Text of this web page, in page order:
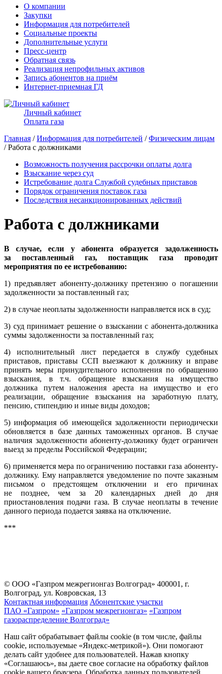
О компании
Закупки
Информация для потребителей
Социальные проекты
Дополнительные услуги
Пресс-центр
Обратная связь
Реализация непрофильных активов
Запись абонентов на приём
Интернет-приемная ГД
Личный кабинет
Оплата газа
Главная /Информация для потребителей /Физическим лицам
/ Работа с должниками
Возможность получения рассрочки оплаты долга
Взыскание через суд
Истребование долга Службой судебных приставов
Порядок ограничения поставок газа
Последствия несанкционированных действий
Работа с должниками
В случае, если у абонента образуется задолженность
за поставленный газ, поставщик газа проводит
мероприятия по ее истребованию:
1) предъявляет абоненту-должнику претензию о погашении
задолженности за поставленный газ;
2) в случае неоплаты задолженности направляется иск в суд;
3) суд принимает решение о взыскании с абонента-должника
суммы задолженности за поставленный газ;
4) исполнительный лист передается в службу судебных
приставов, приставы ССП выезжают к должнику и вправе
принять меры принудительного исполнения по обращению
взыскания, в т.ч. обращение взыскания на имущество
должника путем наложения ареста на имущество и его
реализации, обращение взыскания на заработную плату,
пенсию, стипендию и иные виды доходов;
5) информация об имеющейся задолженности периодически
обновляется в базе данных таможенных органов. В случае
наличия задолженности абоненту-должнику будет ограничен
выезд за пределы Российской Федерации;
6) применяется мера по ограничению поставки газа абоненту-
должнику. Ему направляется уведомление по почте заказным
письмом о предстоящем отключении и его причинах
не позднее, чем за 20 календарных дней до дня
приостановления подачи газа. В случае неоплаты в течение
данного периода подается заявка на отключение.
***
© ООО «Газпром межрегионгаз Волгоград» 400001, г.
Волгоград, ул. Ковровская, 13
Контактная информация Абонентские участки
ПАО «Газпром» «Газпром межрегионгаз» «Газпром
газораспределение Волгоград»
Наш сайт обрабатывает файлы cookie (в том числе, файлы
cookie, используемые «Яндекс-метрикой»). Они помогают
делать сайт удобнее для пользователей. Нажав кнопку
«Соглашаюсь», вы даете свое согласие на обработку файлов
cookie вашего браузера. Обработка данных пользователей